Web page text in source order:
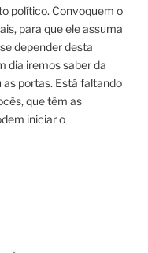
político. Convoquem o
para que ele assuma
depender desta
dia iremos saber da
portas. Está faltando
que têm as
iniciar o